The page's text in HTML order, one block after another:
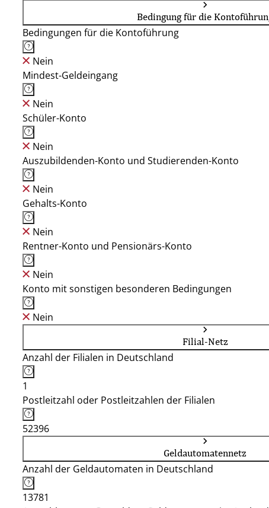
Bedingung für die
Bedingungen für die Kontoführung
Nein
Mindest-Geldeingang
Nein
Schüler-Konto
Nein
Auszubildenden-Konto und Studierenden-Konto
Nein
Gehalts-Konto
Nein
Rentner-Konto und Pensionärs-Konto
Nein
Konto mit sonstigen besonderen Bedingungen
Nein
Filial-Netz
Anzahl der Filialen in Deutschland
1
Postleitzahl oder Postleitzahlen der Filialen
52396
Geldautomatennetz
Anzahl der Geldautomaten in Deutschland
13781